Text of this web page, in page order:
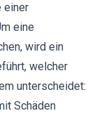
einer
eine
wird ein
welcher
unterscheidet:
Schäden